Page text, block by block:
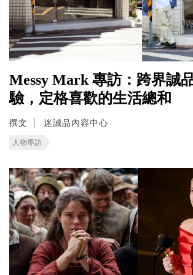
Messy Mark 專訪：跨界誠
驗，定格喜歡的生活總和
撰文 迷誠品內容中心
人物專訪